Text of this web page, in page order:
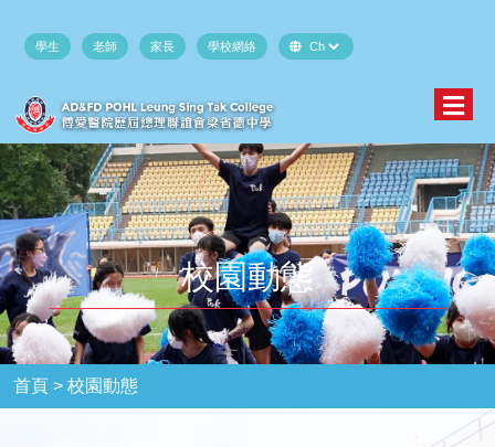
學生 老師 家長 學校網絡
校園動態
首頁 >校園動態